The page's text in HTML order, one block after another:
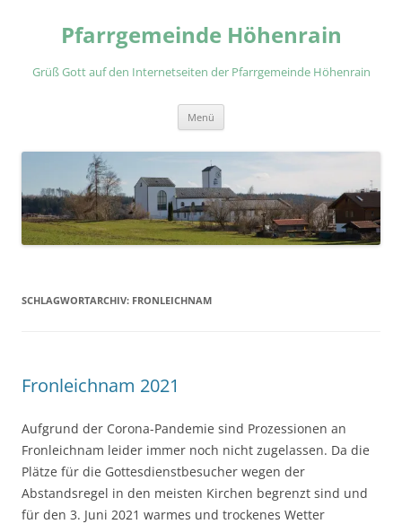
springenPfarrgemeinde Höhenrain
Grüß Gott auf den Internetseiten der Pfarrgemeinde Höhenrain
Menü
SCHLAGWORTARCHIV: FRONLEICHNAM
Fronleichnam 2021
Aufgrund der Corona-Pandemie sind Prozessionen an
Fronleichnam leider immer noch nicht zugelassen. Da die
Plätze für die Gottesdienstbesucher wegen der
Abstandsregel in den meisten Kirchen begrenzt sind und
für den 3. Juni 2021 warmes und trockenes Wetter